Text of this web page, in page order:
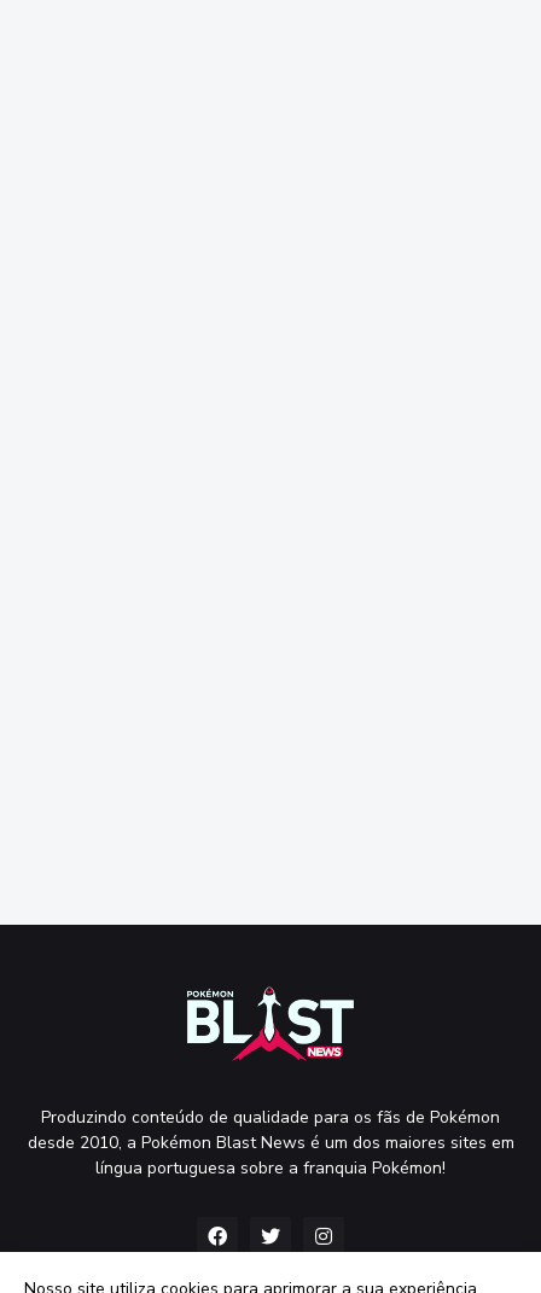
Produzindo conteúdo de qualidade para os fãs de Pokémon
desde 2010, a Pokémon Blast News é um dos maiores sites em
língua portuguesa sobre a franquia Pokémon!